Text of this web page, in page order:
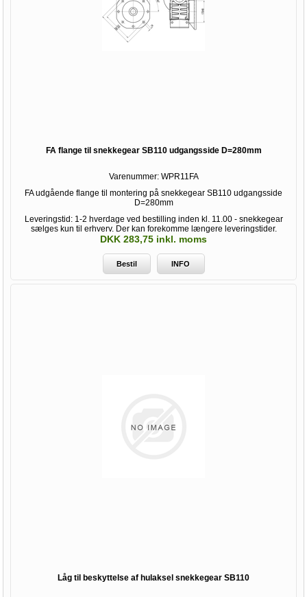
FA flange til snekkegear SB110 udgangsside D=280mm
Varenummer: WPR11FA
FA udgående flange til montering på snekkegear SB110 udgangsside
D=280mm
Leveringstid: 1-2 hverdage ved bestilling inden kl. 11.00 - snekkegear
sælges kun til erhverv. Der kan forekomme længere leveringstider.
DKK 283,75 inkl. moms
Bestil INFO
Låg til beskyttelse af hulaksel snekkegear SB110